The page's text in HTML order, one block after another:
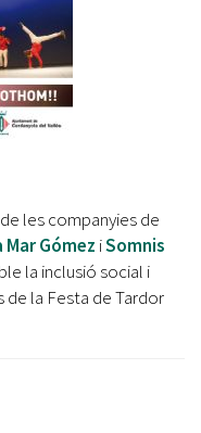
les companyies de
Mar Gómez iSomnis
la inclusió social i
la Festa de Tardor